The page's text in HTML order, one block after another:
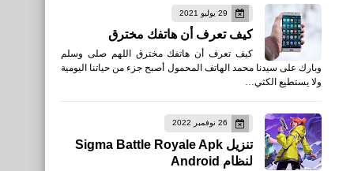
29 يوليو 2021
كيف تعرف أن هاتفك مخترق
كيف تعرف أن هاتفك مخترق اللهم صلى وسلم
وبارك على سيدنا محمد الهاتف المحمول أصبح جزء من حياتنا اليومية
ولا يستطيع الكثي…
26 نوفمبر 2022
تنزيل Sigma Battle Royale Apk
لنظام Android
تطبيق الخزانة: إخفاء الصور
وإخفاء التطبيقات Locker:
Hide Photos, Hide Apps
للأيفون